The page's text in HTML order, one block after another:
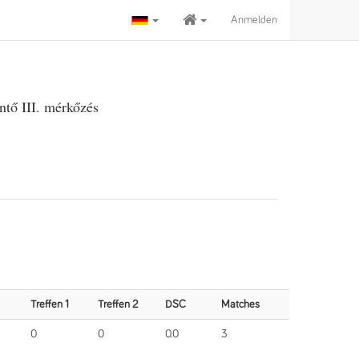
Anmelden
III. mérkőzés
Treffen 1 Treffen 2 DSC Matches
0 0 0.0 3